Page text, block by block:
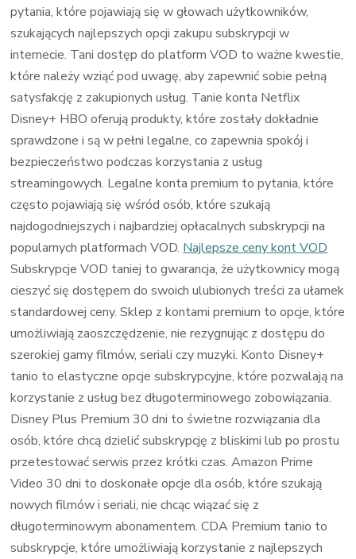
pytania, które pojawiają się w głowach użytkowników,
szukających najlepszych opcji zakupu subskrypcji w
internecie. Tani dostęp do platform VOD to ważne kwestie,
które należy wziąć pod uwagę, aby zapewnić sobie pełną
satysfakcję z zakupionych usług. Tanie konta Netflix
Disney+ HBO oferują produkty, które zostały dokładnie
sprawdzone i są w pełni legalne, co zapewnia spokój i
bezpieczeństwo podczas korzystania z usług
streamingowych. Legalne konta premium to pytania, które
często pojawiają się wśród osób, które szukają
najdogodniejszych i najbardziej opłacalnych subskrypcji na
popularnych platformach VOD. Najlepsze ceny kont VOD
Subskrypcje VOD taniej to gwarancja, że użytkownicy mogą
cieszyć się dostępem do swoich ulubionych treści za ułamek
standardowej ceny. Sklep z kontami premium to opcje, które
umożliwiają zaoszczędzenie, nie rezygnując z dostępu do
szerokiej gamy filmów, seriali czy muzyki. Konto Disney+
tanio to elastyczne opcje subskrypcyjne, które pozwalają na
korzystanie z usług bez długoterminowego zobowiązania.
Disney Plus Premium 30 dni to świetne rozwiązania dla
osób, które chcą dzielić subskrypcję z bliskimi lub po prostu
przetestować serwis przez krótki czas. Amazon Prime
Video 30 dni to doskonałe opcje dla osób, które szukają
nowych filmów i seriali, nie chcąc wiązać się z
długoterminowym abonamentem. CDA Premium tanio to
subskrypcje, które umożliwiają korzystanie z najlepszych